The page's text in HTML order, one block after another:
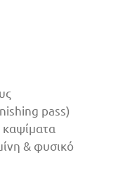
pass)
καψίματα
& φυσικό